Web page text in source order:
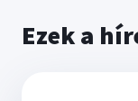
Ezek a